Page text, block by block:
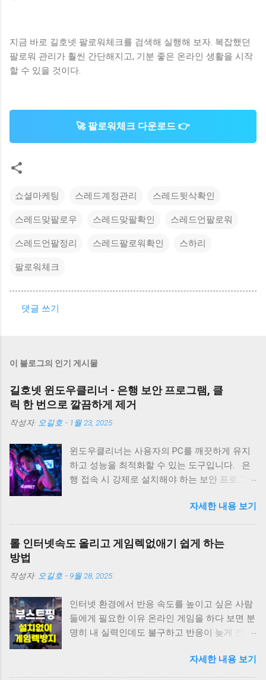
지금 바로 길호넷 팔로워체크를 검색해 실행해 보자. 복잡했던
팔로워 관리가 훨씬 간단해지고, 기분 좋은 온라인 생활을 시작
할 수 있을 것이다.
🚀팔로워체크 다운로드 👉
쇼셜마케팅 스레드계정관리 스레드뒷삭확인
스레드맞팔로우 스레드맞팔확인 스레드언팔로워
스레드언팔정리 스레드팔로워확인 스하리
팔로워체크
댓글 쓰기
이 블로그의 인기 게시물
길호넷 윈도우클리너 - 은행 보안 프로그램, 클
릭 한 번으로 깔끔하게 제거
작성자: 오길호 - 1월 23, 2025
윈도우클리너는 사용자의 PC를 깨끗하게 유지
하고 성능을 최적화할 수 있는 도구입니다. 은
행 접속 시 강제로 설치해야 하는 보안 프로그램
로 인한 시스템 부담을 줄여줍니다. 특히, 이러
한 프로그램들은 특정 작업 외에는 거의 사용되
지 않는 경우가 많아 제거하면 성능과 사용성을
동시에 향상시킬 수 있습니다. 윈도우 기본 프
그램도 깔끔하게 종료합니다. 이는 악성 프로그
트웨어를 속이는 경우를 방지하는 기능으로, 안
전한 PC 환경을 만드는데 큰 도움을 줍니다. 필
수적인 드라이버, 예를 들어 그래픽과 사운드 드
이러한 드라이버는 시스템 성능과 안정성에 중
자세한 내용 보기
롤 인터넷속도 올리고 게임렉없애기 쉽게 하는
방법
작성자: 오길호 - 9월 28, 2025
인터넷 환경에서 반응 속도를 높이고 싶은 사람
들에게 필요한 이유 온라인 게임을 하다 보면 분
명히 내 실력인데도 불구하고 반응이 늦게 전달
내 캐릭터는 여전히 멈춰 있는 것처럼 보이면 집
중력도 흐트러지고 재미도 반감된다. 이런 순간
자세한 내용 보기